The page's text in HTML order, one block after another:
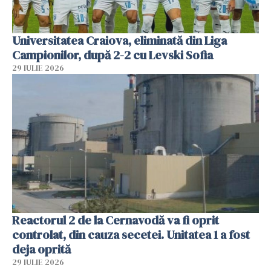
Universitatea Craiova, eliminată din Liga
Campionilor, după 2-2 cu Levski Sofia
29 IULIE 2026
Reactorul 2 de la Cernavodă va fi oprit
controlat, din cauza secetei. Unitatea 1 a fost
deja oprită
29 IULIE 2026